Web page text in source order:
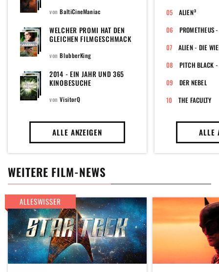
POPULÄREN TOPLISTE DER
ILMDATENBANK
vonBaltiCineManiac
WELCHER PROMI HAT DEN
GLEICHEN FILMGESCHMACK
vonBlubberKing
2014 - EIN JAHR UND 365
KINOBESUCHE
vonVisitorQ
ALLE ANZEIGEN
ALIEN³
PROMETHEUS
ALIEN - DIE
DER NEBEL
THE FACULTY
ALLE
WEITERE FILM-NEWS
ALLESWISSER